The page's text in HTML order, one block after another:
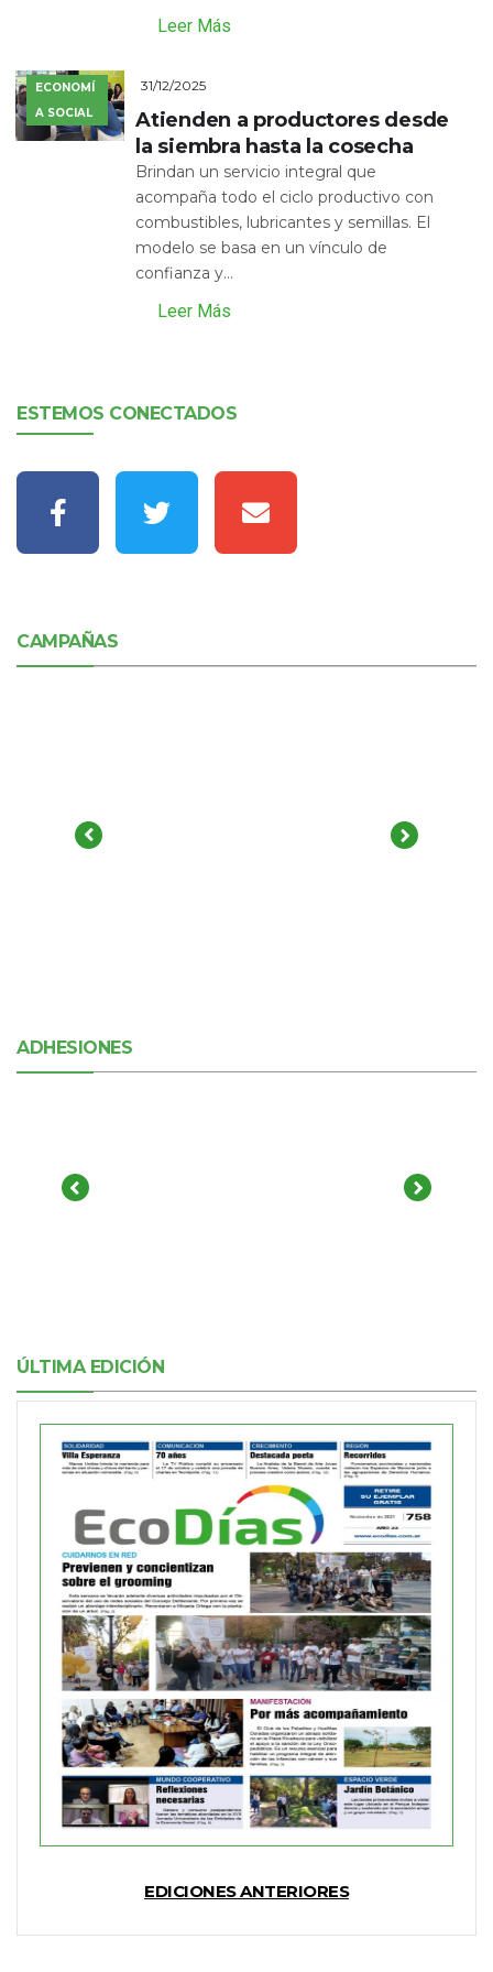
Leer Más
ECONOMÍ
A SOCIAL
31/12/2025
Atienden a productores desde
la siembra hasta la cosecha
Brindan un servicio integral que
acompaña todo el ciclo productivo con
combustibles, lubricantes y semillas. El
modelo se basa en un vínculo de
confianza y...
Leer Más
ESTEMOS CONECTADOS
CAMPAÑAS
ADHESIONES
ÚLTIMA EDICIÓN
EDICIONES ANTERIORES